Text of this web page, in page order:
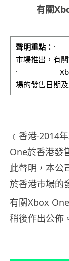
有關
聲明重點： ·
巿場推出，有
· Xbox從未
場的發售日期
﹝香港∙2014
One於香港發
此聲明， 本公
於香港巿場的
有關Xbox
稍後作出公佈。